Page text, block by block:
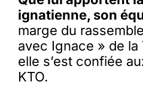
ignatienne, son
marge du
avec Ignace » de la
elle s’est confiée
KTO.